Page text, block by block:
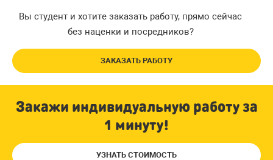
Вы студент и хотите заказать работу, прямо сейчас
без наценки и посредников?
ЗАКАЗАТЬ РАБОТУ
Закажи индивидуальную работу за
1 минуту!
УЗНАТЬ СТОИМОСТЬ